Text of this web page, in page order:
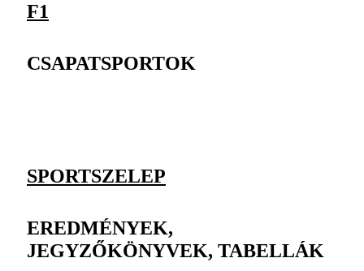
F1
CSAPATSPORTOK
SPORTSZELEP
EREDMÉNYEK,
JEGYZŐKÖNYVEK, TABELLÁK